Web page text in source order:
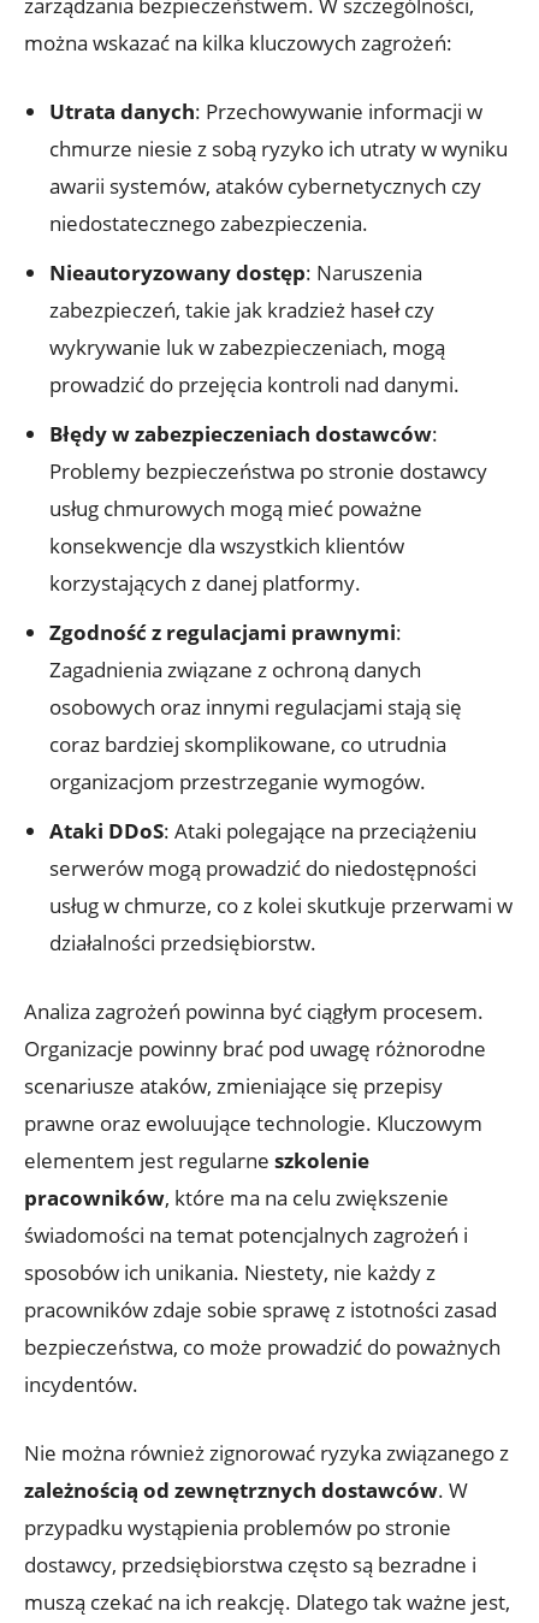
można wskazać na kilka kluczowych zagrożeń:
Utrata danych: Przechowywanie informacji w
chmurze niesie z sobą ryzyko ‍ich utraty w wyniku
awarii systemów,⁤ ataków cybernetycznych czy
niedostatecznego ‍zabezpieczenia.
Nieautoryzowany ​dostęp: Naruszenia
zabezpieczeń, takie jak kradzież haseł czy‌
wykrywanie luk w zabezpieczeniach, mogą
prowadzić do przejęcia kontroli ‌nad ‍danymi.
Błędy w zabezpieczeniach dostawców:
Problemy bezpieczeństwa po stronie ⁢dostawcy
usług ⁢chmurowych mogą mieć poważne
konsekwencje dla⁢ wszystkich klientów
korzystających‍ z danej platformy.
Zgodność z regulacjami prawnymi:
Zagadnienia związane z ochroną danych
osobowych oraz innymi ​regulacjami ⁤stają się
coraz bardziej skomplikowane, co‌ utrudnia
organizacjom przestrzeganie wymogów.
Ataki DDoS: Ataki polegające na przeciążeniu
serwerów mogą ⁣prowadzić do niedostępności
usług w⁤ chmurze, co⁣ z kolei​ skutkuje przerwami w
działalności przedsiębiorstw.
Analiza zagrożeń powinna być ⁣ciągłym procesem.
Organizacje powinny brać pod‍ uwagę różnorodne
scenariusze ‌ataków, zmieniające ​się przepisy
prawne oraz ewoluujące technologie. Kluczowym
elementem jest regularne szkolenie
pracowników, które ma na celu zwiększenie
‍świadomości na temat‌ potencjalnych zagrożeń i
sposobów ich unikania.⁢ Niestety,‍ nie każdy z ​
pracowników zdaje sobie sprawę z istotności zasad
bezpieczeństwa, co może prowadzić do⁢ poważnych
incydentów.
Nie można ⁣również zignorować ryzyka związanego ​z⁣
zależnością od zewnętrznych dostawców. W
przypadku wystąpienia problemów po ​stronie
dostawcy, przedsiębiorstwa często są bezradne i
muszą czekać na ich reakcję. Dlatego‌ tak ważne‍ jest,​